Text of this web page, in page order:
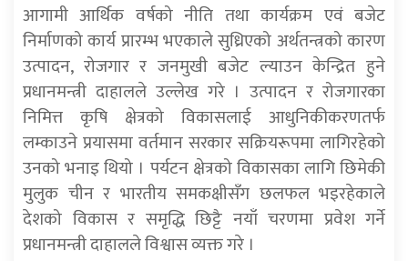
आगामी आर्थिक वर्षको नीति तथा कार्यक्रम एवं बजेट
निर्माणको कार्य प्रारम्भ भएकाले सुध्रिएको अर्थतन्त्रको कारण
उत्पादन, रोजगार र जनमुखी बजेट ल्याउन केन्द्रित हुने
प्रधानमन्त्री दाहालले उल्लेख गरे । उत्पादन र रोजगारका
निमित्त कृषि क्षेत्रको विकासलाई आधुनिकीकरणतर्फ
लम्काउने प्रयासमा वर्तमान सरकार सक्रियरूपमा लागिरहेको
उनको भनाइ थियो । पर्यटन क्षेत्रको विकासका लागि छिमेकी
मुलुक चीन र भारतीय समकक्षीसँग छलफल भइरहेकाले
देशको विकास र समृद्धि छिट्टै नयाँ चरणमा प्रवेश गर्ने
प्रधानमन्त्री दाहालले विश्वास व्यक्त गरे ।